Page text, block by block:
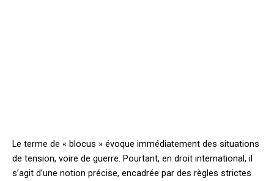
Le terme de « blocus » évoque immédiatement des situations
de tension, voire de guerre. Pourtant, en droit international, il
s’agit d’une notion précise, encadrée par des règles strictes